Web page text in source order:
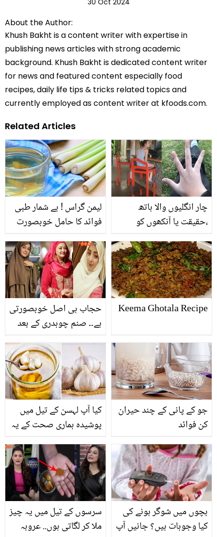
30 Oct 2024
About the Author:
Khush Bakht is a content writer with expertise in
publishing news articles with strong academic
background. Khush Bakht is dedicated content writer
for news and featured content especially food
recipes, daily life tips & tricks related topics and
currently employed as content writer at kfoods.com.
Related Articles
لیمن گراس ! بے شمار طبی
فوائد کا حامل خوبصورت
چار انگلیوں والا ہاتھ
،حقیقت یا آنکھوں کو
تصاویر جنہوں نے لوگوں
کے دماغ چکرا کر رکھ دیا
حجاب ہی اصل خوبصورتی
ہے۔۔ صنم چوہدری کے بعد
راستے پر! پرانی تصاویر ہٹا
دیں
Keema Ghotala Recipe
کیا آپ لہسن کے تیل میں
پوشیدہ ہماری صحت کے یہ
جو کے پانی کے چند حیران
کن فوائد
سرسوں کے تیل میں یہ چیز
ملا کر لگاتی ہوں.. عروبہ
بچوں میں شوگر ہونے کی
کیا وجوہات ہیں؟ جانیں آپ